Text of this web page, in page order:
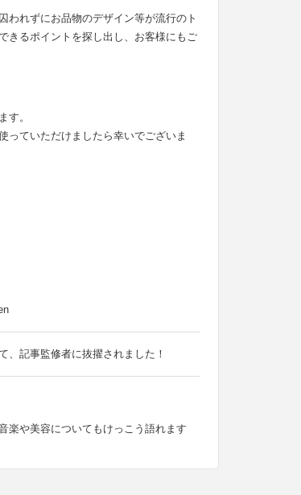
われずにお品物のデザイン等が流行のト
きるポイントを探し出し、お客様にもご
す。
っていただけましたら幸いでございま
、記事監修者に抜擢されました！
楽や美容についてもけっこう語れます